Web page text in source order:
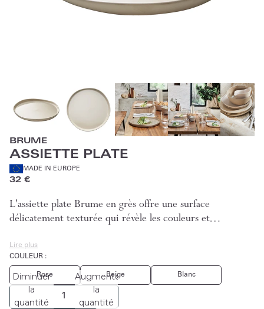
BRUME
ASSIETTE PLATE
MADE IN EUROPE
32 €
L'assiette plate Brume en grès offre une surface
délicatement texturée qui révèle les couleurs et…
Lire plus
COULEUR :
Rose Beige Blanc
Diminuer
la
quantité
Augmenter
la
quantité